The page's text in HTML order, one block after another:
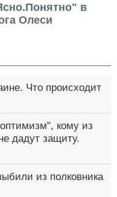
в
Олеси
Что происходит
кому из
дадут защиту.
из полковника